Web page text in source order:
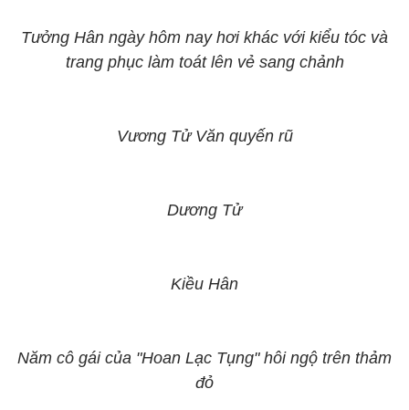
Tưởng Hân ngày hôm nay hơi khác với kiểu tóc và
trang phục làm toát lên vẻ sang chảnh
Vương Tử Văn quyến rũ
Dương Tử
Kiều Hân
Năm cô gái của "Hoan Lạc Tụng" hôi ngộ trên thảm
đỏ